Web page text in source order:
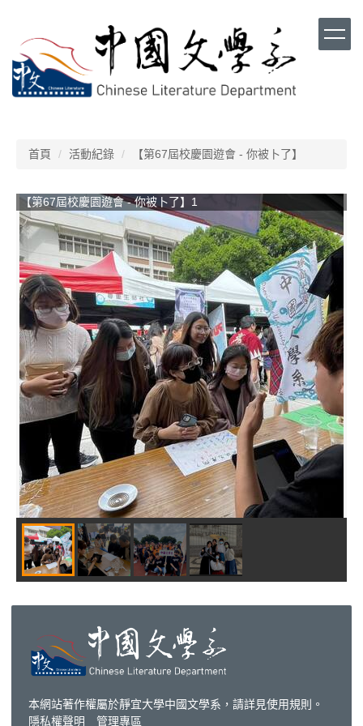
要
內
容
首頁 活動紀錄 【第67屆校慶園遊會 - 你被卜了】
【第67屆校慶園遊會 - 你被卜了】1
本網站著作權屬於靜宜大學中國文學系，請詳見使用規則 。
隱私權聲明
管理專區